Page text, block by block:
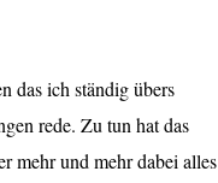
das ich ständig übers
rede. Zu tun hat das
mehr und mehr dabei alles